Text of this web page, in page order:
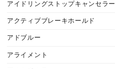
アイドリングストップキャンセラー
アクティブブレーキホールド
アドブルー
アライメント